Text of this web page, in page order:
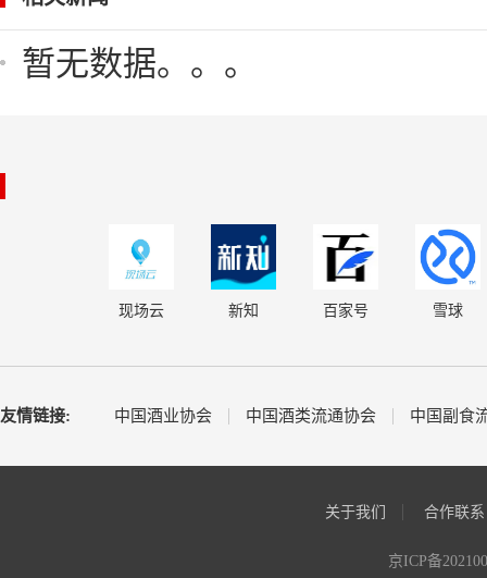
暂无数据。。。
现场云 新知 百家号 雪球
友情链接: 中国酒业协会 中国酒类流通协会 中国副食
关于我们 合作联系
京ICP备